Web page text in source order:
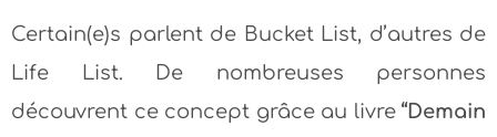
Certain(e)s parlent de Bucket List, d’autres de
Life List. De nombreuses personnes
découvrent ce concept grâce au livre “Demain